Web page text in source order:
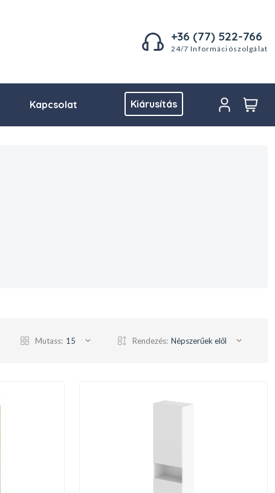
+36 (77) 522-766
24/7 Információszolgálat
Kapcsolat Kiárusítás
Mutass: 15 Rendezés: Népszerűek elől